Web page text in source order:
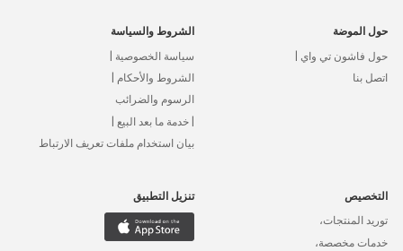
حول الموضة
حول فاشون تي واي |
اتصل بنا
الشروط والسياسة
سياسة الخصوصية |
الشروط والأحكام |
الرسوم والضرائب
| خدمة ما بعد البيع |
بيان استخدام ملفات تعريف الارتباط
التخصيص
توريد المنتجات،
خدمات مخصصة،
تنزيل التطبيق